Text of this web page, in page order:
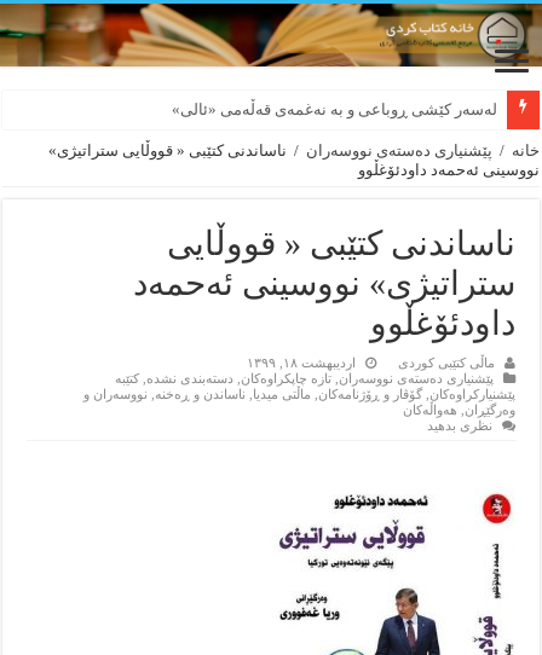
بورجە بێ دەلاقەکان نازانن دەرەوە چەند شەممەیە!
خانه / پێشنیاری ده‌سته‌ی نووسه‌ران / ناساندنی کتێبی « قووڵایی ستراتیژی»
نووسینی ئەحمەد داودئۆغڵوو
ناساندنی کتێبی « قووڵایی
ستراتیژی» نووسینی ئەحمەد
داودئۆغڵوو
ماڵی کتێبی کوردی
اردیبهشت ۱۸, ۱۳۹۹
پێشنیاری ده‌سته‌ی نووسه‌ران ,تازه‌ چاپکراوه‌کان دسته‌بندی نشده ,کتێبه‌
پێشنیارکراوه‌کان ,گۆڤار و ڕۆژنامه‌کان ماڵتی میدیا ناساندن و ڕه‌خنه‌
نووسه‌ران و
وه‌رگێڕان
هه‌واڵه‌کان
نظری بدهید